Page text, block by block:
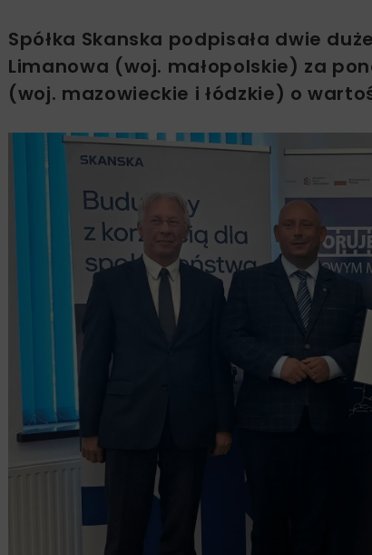
Spółka Skanska podpisała dwie
Limanowa (woj. małopolskie) za
(woj. mazowieckie i łódzkie) o